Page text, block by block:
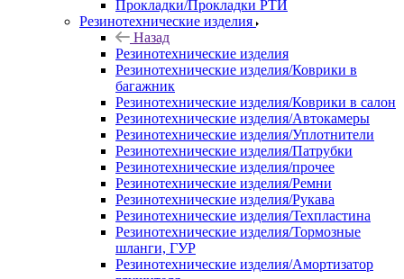
Прокладки/Прокладки РТИ
Резинотехнические изделия
Назад
Резинотехнические изделия
Резинотехнические изделия/Коврики в
багажник
Резинотехнические изделия/Коврики в салон
Резинотехнические изделия/Автокамеры
Резинотехнические изделия/Уплотнители
Резинотехнические изделия/Патрубки
Резинотехнические изделия/прочее
Резинотехнические изделия/Ремни
Резинотехнические изделия/Рукава
Резинотехнические изделия/Техпластина
Резинотехнические изделия/Тормозные
шланги, ГУР
Резинотехнические изделия/Амортизатор